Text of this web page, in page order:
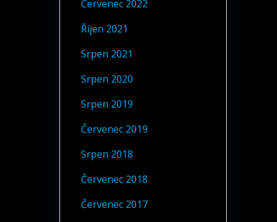
Červenec 2022
Říjen 2021
Srpen 2021
Srpen 2020
Srpen 2019
Červenec 2019
Srpen 2018
Červenec 2018
Červenec 2017